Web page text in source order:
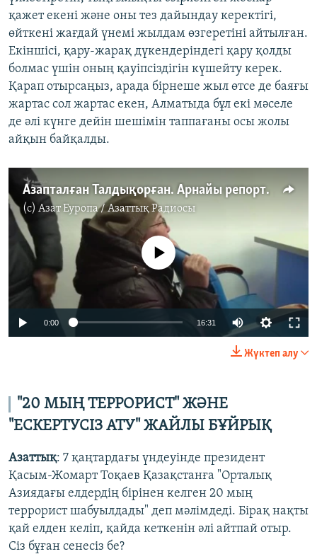
қажет екені және оны тез дайындау керектігі,
өйткені жағдай үнемі жылдам өзгеретіні айтылған.
Екіншісі, қару-жарақ дүкендеріндегі қару қолды
болмас үшін оның қауіпсіздігін күшейту керек.
Қарап отырсаңыз, арада бірнеше жыл өтсе де баяғы
жартас сол жартас екен, Алматыда бұл екі мәселе
де әлі күнге дейін шешімін таппағаны осы жолы
айқын байқалды.
Азапталған Талдықорған. Арнайы репортаж
(c) Азат Еуропа / Азаттық Радиосы
720p 1080p
No media source currently available
0:00 16:31
720p
Жүктеп алу
"20 МЫҢ ТЕРРОРИСТ" ЖӘНЕ
"ЕСКЕРТУСІЗ АТУ" ЖАЙЛЫ БҰЙРЫҚ
Азаттық: 7 қаңтардағы үндеуінде президент
Қасым-Жомарт Тоқаев Қазақстанға "Орталық
Азиядағы елдердің бірінен келген 20 мың
террорист шабуылдады" деп мәлімдеді. Бірақ нақты
қай елден келіп, қайда кеткенін әлі айтпай отыр.
Сіз бұған сенесіз бе?